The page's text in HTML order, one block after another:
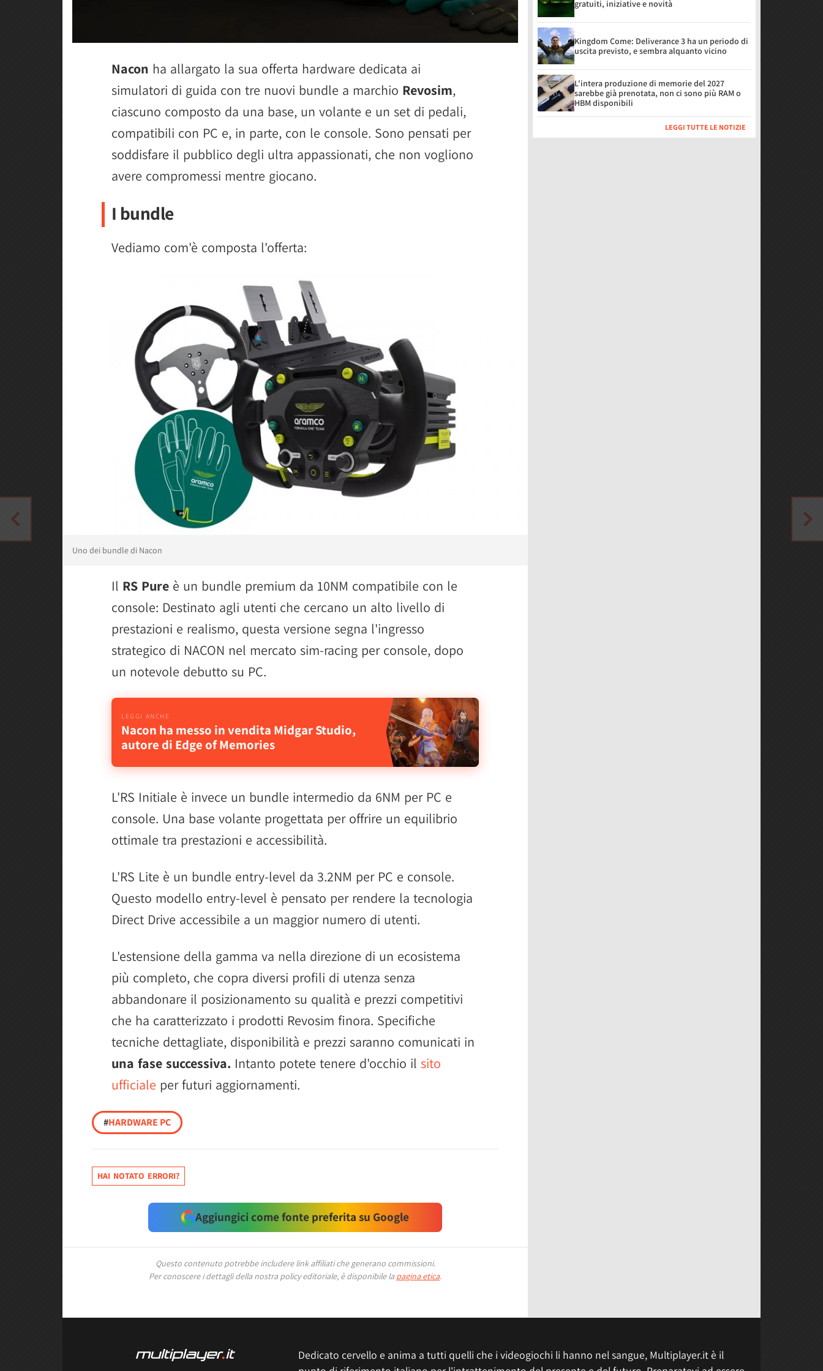
Nacon ha allargato la sua offerta hardware dedicata ai
simulatori di guida con tre nuovi bundle a marchio Revosim,
ciascuno composto da una base, un volante e un set di pedali,
compatibili con PC e, in parte, con le console. Sono pensati per
soddisfare il pubblico degli ultra appassionati, che non vogliono
avere compromessi mentre giocano.
I bundle
Vediamo com'è composta l'offerta:
Uno dei bundle di Nacon
Il RS Pure è un bundle premium da 10NM compatibile con le
console: Destinato agli utenti che cercano un alto livello di
prestazioni e realismo, questa versione segna l'ingresso
strategico di NACON nel mercato sim-racing per console, dopo
un notevole debutto su PC.
Nacon ha messo in vendita Midgar Studio,
autore di Edge of Memories
L'RS Initiale è invece un bundle intermedio da 6NM per PC e
console. Una base volante progettata per offrire un equilibrio
ottimale tra prestazioni e accessibilità.
L'RS Lite è un bundle entry-level da 3.2NM per PC e console.
Questo modello entry-level è pensato per rendere la tecnologia
Direct Drive accessibile a un maggior numero di utenti.
L'estensione della gamma va nella direzione di un ecosistema
più completo, che copra diversi profili di utenza senza
abbandonare il posizionamento su qualità e prezzi competitivi
che ha caratterizzato i prodotti Revosim finora. Specifiche
tecniche dettagliate, disponibilità e prezzi saranno comunicati in
una fase successiva. Intanto potete tenere d'occhio il sito
ufficiale per futuri aggiornamenti.
#HARDWARE PC
HAI NOTATO ERRORI?
Aggiungici come fonte preferita su Google
Questo contenuto potrebbe includere link affiliati che generano commissioni.
Per conoscere i dettagli della nostra policy editoriale, è disponibile la pagina etica.
gratuiti, iniziative e novità
Kingdom Come: Deliverance 3 ha un periodo di
uscita previsto, e sembra alquanto vicino
L'intera produzione di memorie del 2027
sarebbe già prenotata, non ci sono più RAM o
HBM disponibili
LEGGI TUTTE LE NOTIZIE
Dedicato cervello e anima a tutti quelli che i videogiochi li hanno nel sangue, Multiplayer.it è il